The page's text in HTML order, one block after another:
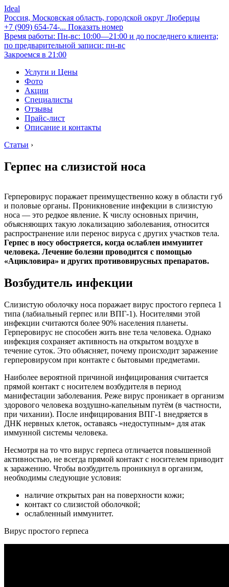
Ideal
Россия, Московская область, городской округ Люберцы
+7 (909) 654-74-... Показать номер
Время работы: Пн-вс: 10:00—21:00 и до последнего клиента;
по предварительной записи: пн-вс
Закроемся в 21:00
Услуги и Цены
Фото
Акции
Специалисты
Отзывы
Прайс-лист
Описание и контакты
Статьи ›
Герпес на слизистой носа
Герперовирус поражает преимущественно кожу в области губ
и половые органы. Проникновение инфекции в слизистую
носа — это редкое явление. К числу основных причин,
объясняющих такую локализацию заболевания, относится
распространение или перенос вируса с других участков тела.
Герпес в носу обостряется, когда ослаблен иммунитет
человека. Лечение болезни проводится с помощью
«Ацикловира» и других противовирусных препаратов.
Возбудитель инфекции
Слизистую оболочку носа поражает вирус простого герпеса 1
типа (лабиальный герпес или ВПГ-1). Носителями этой
инфекции считаются более 90% населения планеты.
Герперовирус не способен жить вне тела человека. Однако
инфекция сохраняет активность на открытом воздухе в
течение суток. Это объясняет, почему происходит заражение
герперовирусом при контакте с бытовыми предметами.
Наиболее вероятной причиной инфицирования считается
прямой контакт с носителем возбудителя в период
манифестации заболевания. Реже вирус проникает в организм
здорового человека воздушно-капельным путём (в частности,
при чихании). После инфицирования ВПГ-1 внедряется в
ДНК нервных клеток, оставаясь «недоступным» для атак
иммунной системы человека.
Несмотря на то что вирус герпеса отличается повышенной
активностью, не всегда прямой контакт с носителем приводит
к заражению. Чтобы возбудитель проникнул в организм,
необходимы следующие условия:
наличие открытых ран на поверхности кожи;
контакт со слизистой оболочкой;
ослабленный иммунитет.
Вирус простого герпеса